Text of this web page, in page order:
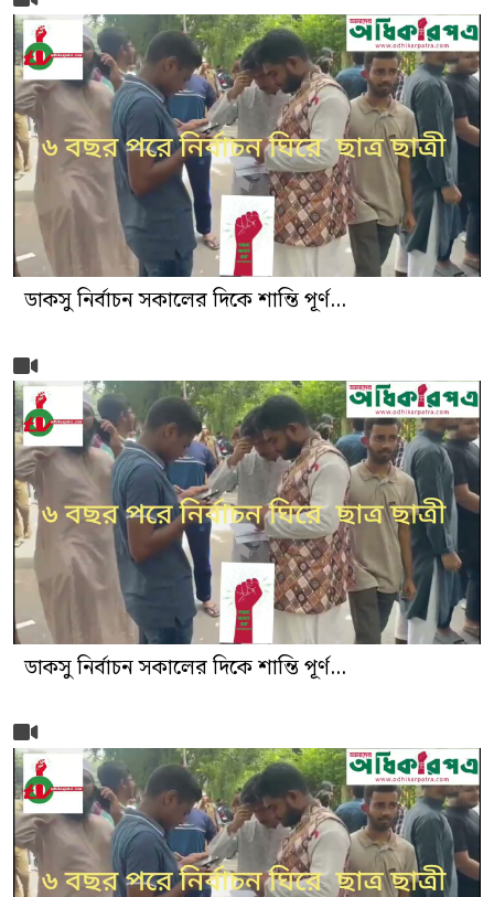
ডাকসু নির্বাচন সকালের দিকে শান্তি পূর্ণ...
ডাকসু নির্বাচন সকালের দিকে শান্তি পূর্ণ...